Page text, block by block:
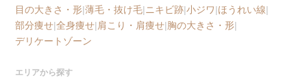
目の大きさ・形|薄毛・抜け毛| ニキビ跡|小ジワ|ほうれい線|
部分痩せ|全身痩せ|肩こり・肩痩せ|胸の大きさ・形|
デリケートゾーン
エリアから探す